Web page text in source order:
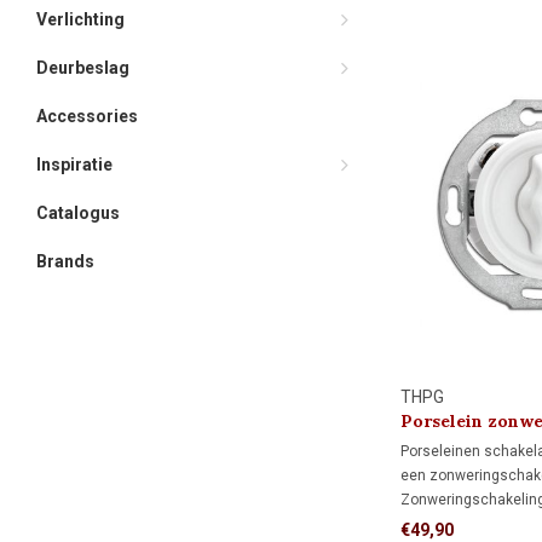
Verlichting
Deurbeslag
Accessories
Inspiratie
Catalogus
Brands
THPG
Porselein
1920
Porseleinen
een
elektrisch rolluik,
€49,90